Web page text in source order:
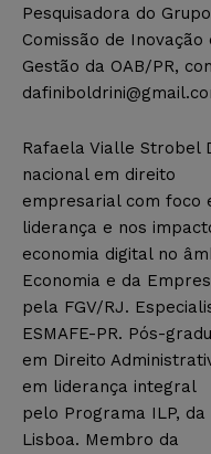
Pesquisadora do
Comissão de Inovação
Gestão da OAB/PR,
Rafaela Vialle Strobel
nacional em direito
empresarial com foco
liderança e nos
economia digital no
Economia e da
pela FGV/RJ.
ESMAFE-PR. Pós-
em Direito
em liderança integral
pelo Programa ILP, da
Lisboa. Membro da